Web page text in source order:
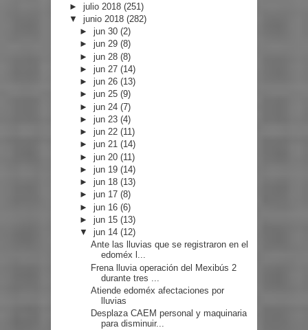
► julio 2018 (251)
▼ junio 2018 (282)
►jun 30(2)
►jun 29(8)
►jun 28(8)
►jun 27(14)
►jun 26(13)
►jun 25(9)
►jun 24(7)
►jun 23(4)
►jun 22(11)
►jun 21(14)
►jun 20(11)
►jun 19(14)
►jun 18(13)
►jun 17(8)
►jun 16(6)
►jun 15(13)
▼jun 14(12)
Ante las lluvias que se registraron en el
edoméx l...
Frena lluvia operación del Mexibús 2
durante tres ...
Atiende edoméx afectaciones por
lluvias
Desplaza CAEM personal y maquinaria
para disminuir...